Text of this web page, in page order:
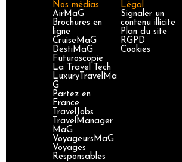
Nos médias
AirMaG
Brochures en
ligne
CruiseMaG
DestiMaG
Futuroscopie
La Travel Tech
LuxuryTravelMa
G
Partez en
France
TravelJobs
TravelManager
MaG
VoyageursMaG
Voyages
Responsables
Légal
Signaler un
contenu illicite
Plan du site
RGPD
Cookies